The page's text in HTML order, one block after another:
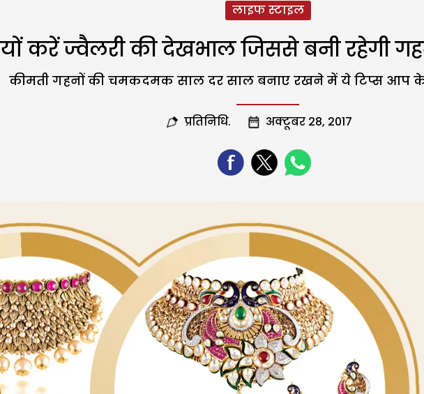
लाइफ स्टाइल
यों करें ज्वैलरी की देखभाल जिससे बनी रहेगी
कीमती गहनों की चमकदमक साल दर साल बनाए रखने में ये टिप्स आप
प्रतिनिधि. अक्टूबर 28, 2017